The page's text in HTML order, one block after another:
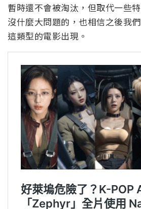
暫時還不會被淘汰，但取代一些
沒什麼大問題的，也相信之後我
這類型的電影出現。